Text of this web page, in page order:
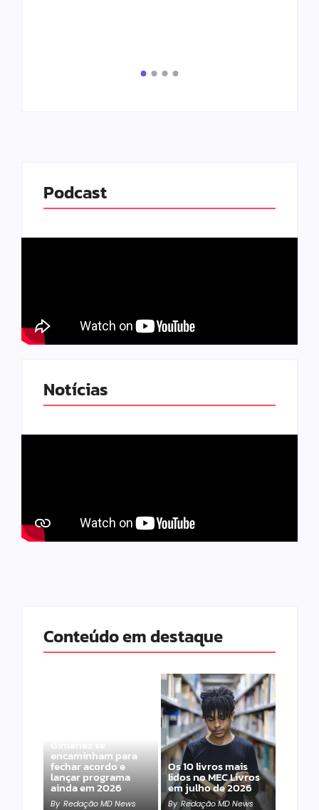
Podcast
Notícias
Conteúdo em destaque
Gimenez se
encaminham para
fechar acordo e
lançar programa
ainda em 2026
By Redação MD News
Os 10 livros mais
lidos no MEC Livros
em julho de 2026
By Redação MD News